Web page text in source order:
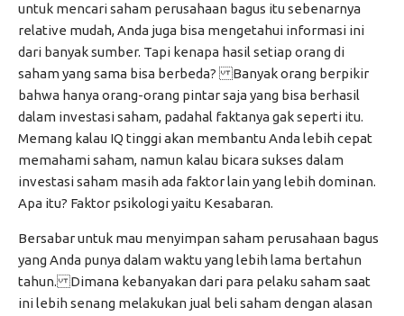
untuk mencari saham perusahaan bagus itu sebenarnya
relative mudah, Anda juga bisa mengetahui informasi ini
dari banyak sumber. Tapi kenapa hasil setiap orang di
saham yang sama bisa berbeda? Banyak orang berpikir
bahwa hanya orang-orang pintar saja yang bisa berhasil
dalam investasi saham, padahal faktanya gak seperti itu.
Memang kalau IQ tinggi akan membantu Anda lebih cepat
memahami saham, namun kalau bicara sukses dalam
investasi saham masih ada faktor lain yang lebih dominan.
Apa itu? Faktor psikologi yaitu Kesabaran.
Bersabar untuk mau menyimpan saham perusahaan bagus
yang Anda punya dalam waktu yang lebih lama bertahun
tahun. Dimana kebanyakan dari para pelaku saham saat
ini lebih senang melakukan jual beli saham dengan alasan